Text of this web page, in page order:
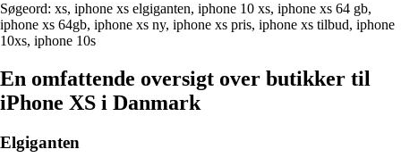
Søgeord: xs, iphone xs elgiganten, iphone 10 xs, iphone xs 64 gb,
iphone xs 64gb, iphone xs ny, iphone xs pris, iphone xs tilbud, iphone
10xs, iphone 10s
En omfattende oversigt over butikker til
iPhone XS i Danmark
Elgiganten